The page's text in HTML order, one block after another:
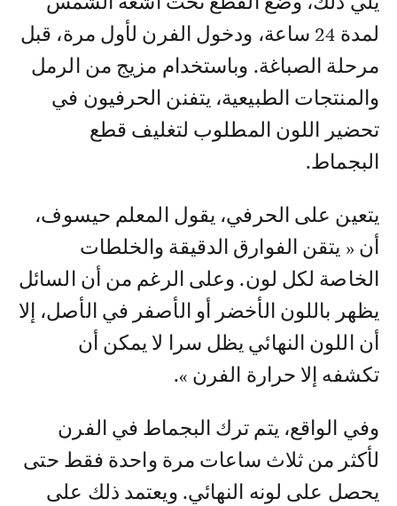
لمدة 24 ساعة، ودخول الفرن لأول مرة، قبل
مرحلة الصباغة. وباستخدام مزيج من الرمل
والمنتجات الطبيعية، يتفنن الحرفيون في
تحضير اللون المطلوب لتغليف قطع
البجماط.
يتعين على الحرفي، يقول المعلم حيسوف،
أن « يتقن الفوارق الدقيقة والخلطات
الخاصة لكل لون. وعلى الرغم من أن السائل
يظهر باللون الأخضر أو الأصفر في الأصل، إلا
أن اللون النهائي يظل سرا لا يمكن أن
تكشفه إلا حرارة الفرن ».
وفي الواقع، يتم ترك البجماط في الفرن
لأكثر من ثلاث ساعات مرة واحدة فقط حتى
يحصل على لونه النهائي. ويعتمد ذلك على